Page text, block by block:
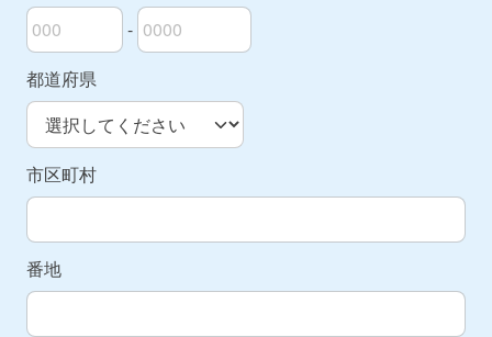
郵便番号の上3桁
-
郵便番号の下4桁
都道府県
市区町村
番地